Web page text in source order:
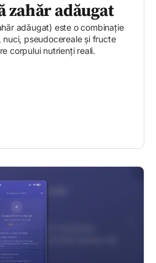
zahăr adăugat
adăugat) este o combinație
pseudocereale și fructe
corpului nutrienți reali.